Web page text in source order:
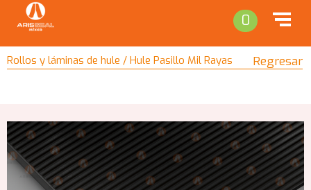
0
Rollos y láminas de hule / Hule Pasillo Mil Rayas Regresar